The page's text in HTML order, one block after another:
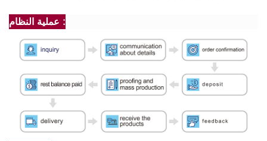
عملية النظام :